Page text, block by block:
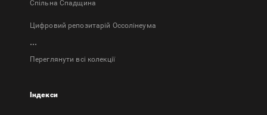
Спільна Спадщина
Цифровий репозитарій Оссолінеума
...
Переглянути всі колекції
Індекси